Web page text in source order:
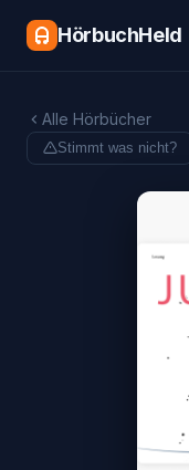
HörbuchHeld
Alle Hörbücher
Stimmt was nicht?